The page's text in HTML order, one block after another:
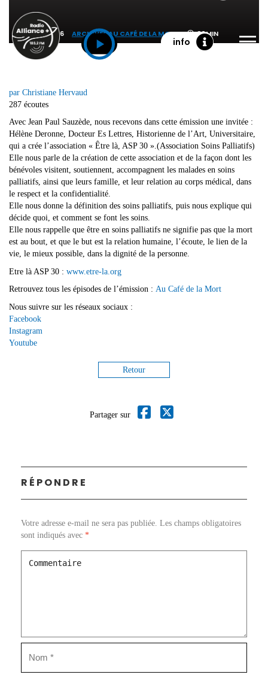
info
24 MARS 2026 ARCHIVES AU CAFÉ DE LA MORT 30MIN
par Christiane Hervaud
287 écoutes
Avec Jean Paul Sauzède, nous recevons dans cette émission une invitée :
Hélène Deronne, Docteur Es Lettres, Historienne de l’Art, Universitaire,
qui a crée l’association « Être là, ASP 30 ».(Association Soins Palliatifs)
Elle nous parle de la création de cette association et de la façon dont les
bénévoles visitent, soutiennent, accompagnent les malades en soins
palliatifs, ainsi que leurs famille, et leur relation au corps médical, dans
le respect et la confidentialité.
Elle nous donne la définition des soins palliatifs, puis nous explique qui
décide quoi, et comment se font les soins.
Elle nous rappelle que être en soins palliatifs ne signifie pas que la mort
est au bout, et que le but est la relation humaine, l’écoute, le lien de la
vie, le mieux possible, dans la dignité de la personne.
Etre là ASP 30 : www.etre-la.org
Retrouvez tous les épisodes de l’émission : Au Café de la Mort
Nous suivre sur les réseaux sociaux :
Facebook
Instagram
Youtube
Retour
Partager sur
RÉPONDRE
Votre adresse e-mail ne sera pas publiée. Les champs obligatoires
sont indiqués avec *